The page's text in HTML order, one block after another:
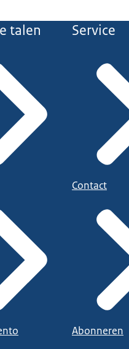
talen Service
Contact
Abonneren